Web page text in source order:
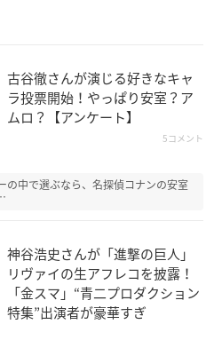
古谷徹さんが演じる好きなキャ
ラ投票開始！やっぱり安室？ア
ムロ？【アンケート】
5コメント
の中で選ぶなら、名探偵コナンの安室
神谷浩史さんが「進撃の巨人」
リヴァイの生アフレコを披露！
「金スマ」“青二プロダクション
特集”出演者が豪華すぎ